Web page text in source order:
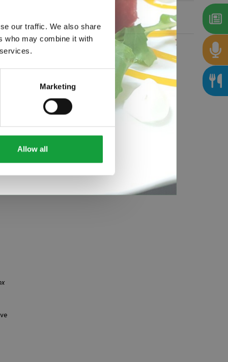
our traffic. We also share
who may combine it with
Marketing
Allow all